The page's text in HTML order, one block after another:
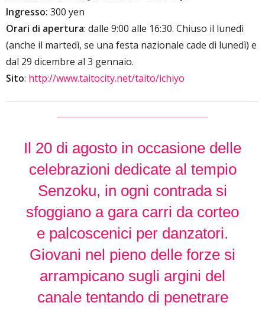
Ingresso: 300 yen
Orari di apertura: dalle 9:00 alle 16:30. Chiuso il lunedì
(anche il martedì, se una festa nazionale cade di lunedì) e
dal 29 dicembre al 3 gennaio.
Sito: http://www.taitocity.net/taito/ichiyo
Il 20 di agosto in occasione delle
celebrazioni dedicate al tempio
Senzoku, in ogni contrada si
sfoggiano a gara carri da corteo
e palcoscenici per danzatori.
Giovani nel pieno delle forze si
arrampicano sugli argini del
canale tentando di penetrare